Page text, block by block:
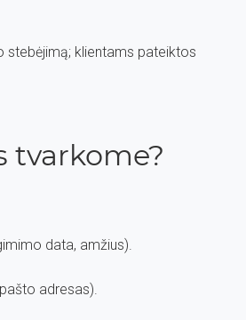
stebėjimą; klientams pateiktos
tvarkome?
data, amžius).
adresas).